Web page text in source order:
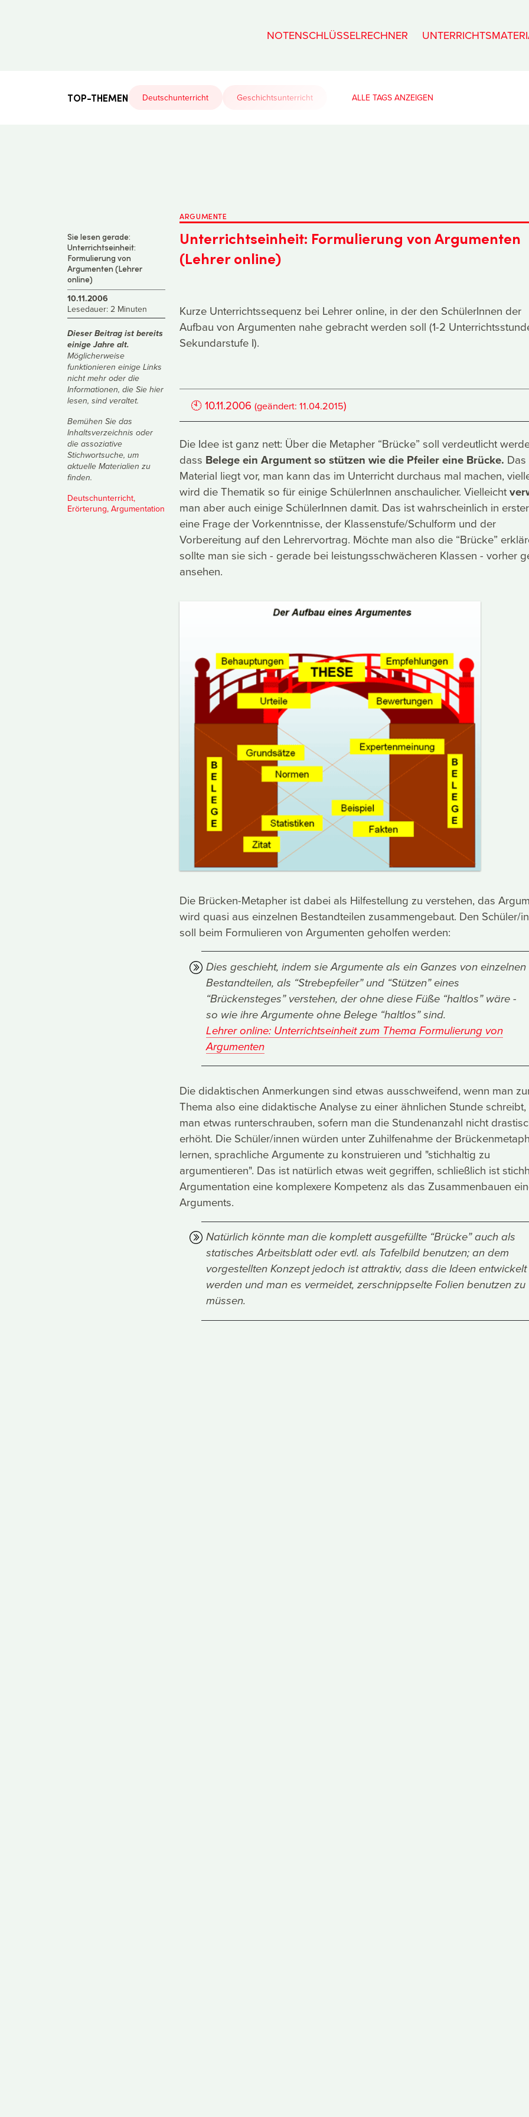
NOTENSCHLÜSSELRECHNER
TOP-THEMEN Deutschunterricht Geschichtsunterricht ALLE TAGS
Sie lesen gerade:
Unterrichtseinheit:
Formulierung von
Argumenten (Lehrer
online)
10.11.2006
Lesedauer: 2 Minuten
Dieser Beitrag ist bereits
einige Jahre alt.
Möglicherweise
funktionieren einige Links
nicht mehr oder die
Informationen, die Sie hier
lesen, sind veraltet.
Bemühen Sie das
Inhaltsverzeichnis oder
die assoziative
Stichwortsuche, um
aktuelle Materialien zu
finden.
Deutschunterricht,
Erörterung, Argumentation
ARGUMENTE
Unterrichtseinheit: Formulierung von Argumenten
(Lehrer online)
Kurze Unterrichtssequenz bei Lehrer online, in der den SchülerInnen der
Aufbau von Argumenten nahe gebracht werden soll (1-2
Sekundarstufe I).
🕙10.11.2006 (geändert:11.04.2015)
Die Idee ist ganz nett: Über die Metapher “Brücke” soll verdeutlicht
dass Belege ein Argument so stützen wie die Pfeiler eine Brücke. Das
Material liegt vor, man kann das im Unterricht durchaus mal machen,
wird die Thematik so für einige SchülerInnen anschaulicher. Vielleicht
man aber auch einige SchülerInnen damit. Das ist wahrscheinlich in
eine Frage der Vorkenntnisse, der Klassenstufe/Schulform und der
Vorbereitung auf den Lehrervortrag. Möchte man also die “Brücke”
sollte man sie sich - gerade bei leistungsschwächeren Klassen - vorher
ansehen.
Die Brücken-Metapher ist dabei als Hilfestellung zu verstehen, das
wird quasi aus einzelnen Bestandteilen zusammengebaut. Den Schüler/
soll beim Formulieren von Argumenten geholfen werden:
Dies geschieht, indem sie Argumente als ein Ganzes von einzelnen
Bestandteilen, als “Strebepfeiler” und “Stützen” eines
“Brückensteges” verstehen, der ohne diese Füße “haltlos” wäre -
so wie ihre Argumente ohne Belege “haltlos” sind.
Lehrer online: Unterrichtseinheit zum Thema Formulierung von
Argumenten
Die didaktischen Anmerkungen sind etwas ausschweifend, wenn man
Thema also eine didaktische Analyse zu einer ähnlichen Stunde
man etwas runterschrauben, sofern man die Stundenanzahl nicht
erhöht. Die Schüler/innen würden unter Zuhilfenahme der
lernen, sprachliche Argumente zu konstruieren und "stichhaltig zu
argumentieren". Das ist natürlich etwas weit gegriffen, schließlich ist
Argumentation eine komplexere Kompetenz als das Zusammenbauen
Arguments.
Natürlich könnte man die komplett ausgefüllte “Brücke” auch als
statisches Arbeitsblatt oder evtl. als Tafelbild benutzen; an dem
vorgestellten Konzept jedoch ist attraktiv, dass die Ideen entwickelt
werden und man es vermeidet, zerschnippselte Folien benutzen zu
müssen.